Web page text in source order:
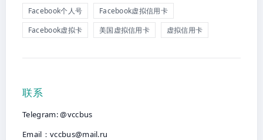
Facebook个人号
Facebook虚拟信用卡
Facebook虚拟卡
美国虚拟信用卡 虚拟信用卡
联系
Telegram: @vccbus
Email： vccbus@mail.ru